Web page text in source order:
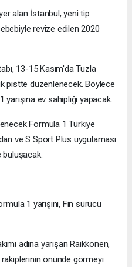
alan İstanbul, yeni tip
revize edilen 2020
13-15 Kasım'da Tuzla
pistte düzenlenecek. Böylece
ev sahipliği yapacak.
Formula 1 Türkiye
ve S Sport Plus uygulaması
buluşacak.
1 yarışını, Fin sürücü
adına yarışan Raikkonen,
rakiplerinin önünde görmeyi